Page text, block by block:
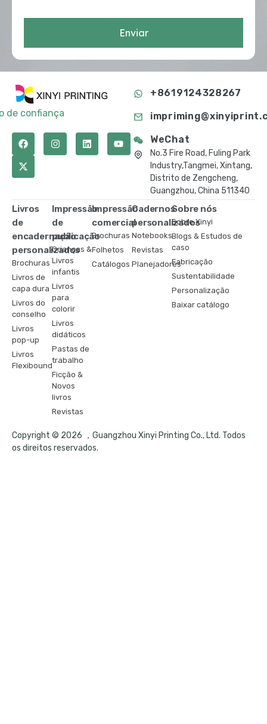
Enviar
de confiança
+8619124328267
WeChat
No.3 Fire Road, Fuling Park
Industry,Tangmei, Xintang,
Distrito de Zengcheng,
Guangzhou, China 511340
Livros
de
encadernação
personalizados
Brochuras
Livros de
capa dura
Livros do
conselho
Livros
pop-up
Livros
Flexibound
Impressão
de
publicação
Crianças &
Livros
infantis
Livros
para
colorir
Livros
didáticos
Pastas de
trabalho
Ficção &
Novos
livros
Revistas
Impressão
comercial
Brochuras
Folhetos
Catálogos
Cadernos
personalizados
Notebooks
Revistas
Planejadores
Sobre nós
Sobre Xinyi
Blogs & Estudos de
caso
Fabricação
Sustentabilidade
Personalização
Baixar catálogo
Copyright © 2026 ，Guangzhou Xinyi Printing Co., Ltd. Todos
os direitos reservados.